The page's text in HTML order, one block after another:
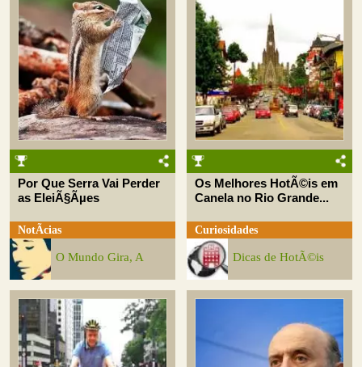
Por Que Serra Vai Perder
as EleiÃ§Ãµes
NotÃ­cias
O Mundo Gira, A
Os Melhores HotÃ©is em
Canela no Rio Grande...
Curiosidades
Dicas de HotÃ©is